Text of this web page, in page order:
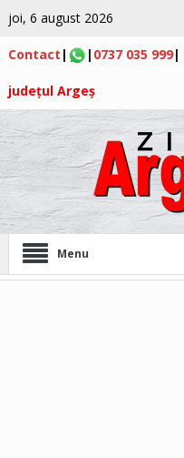
joi, 6 august 2026
Contact | | 0737 035 999|
județul Argeș
Menu